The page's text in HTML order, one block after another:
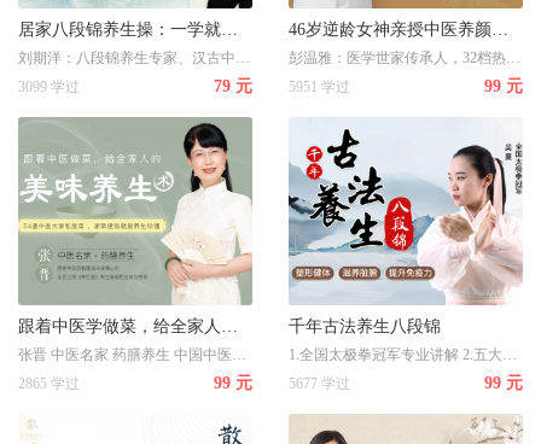
居家八段锦养生操：一学就会、全家适用、每天10分钟祛病强身！内调外养、冻龄减脂、健康长寿
刘期洋：八段锦养生专家、汉古中医馆馆长
3099 学过
79 元
46岁逆龄女神亲授中医养颜塑形法：吃出好肌肤，按出S身材！
彭温雅：医学世家传承人，32档热门养生节目常驻嘉宾
5951 学过
99 元
2865 学过
99 元
千年古法养生八段锦
5677 学过
99 元